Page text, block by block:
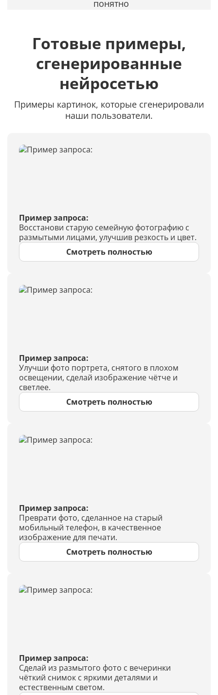
понятно
Готовые примеры,
сгенерированные
нейросетью
Примеры картинок, которые сгенерировали
наши пользователи.
Пример запроса:
Восстанови старую семейную фотографию с
размытыми лицами, улучшив резкость и цвет.
Смотреть полностью
Пример запроса:
Улучши фото портрета, снятого в плохом
освещении, сделай изображение чётче и
светлее.
Смотреть полностью
Пример запроса:
Преврати фото, сделанное на старый
мобильный телефон, в качественное
изображение для печати.
Смотреть полностью
Пример запроса:
Сделай из размытого фото с вечеринки
чёткий снимок с яркими деталями и
естественным светом.